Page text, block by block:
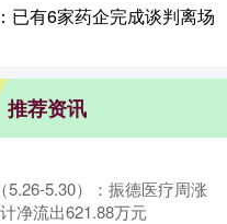
已有6家药企完成谈判离场
推荐资讯
5.26-5.30）：振德医疗周涨
净流出621.88万元